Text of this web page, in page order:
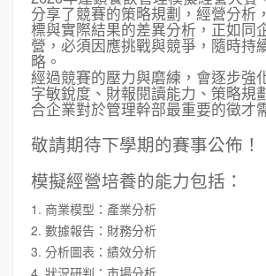
分享了競賽的策略規劃，經營分析
標與實際結果的差異分析，正如同
營，必須因應挑戰與競爭，隨時持
略。
經過競賽的壓力與磨練，會逐步強
字敏銳度、財報閱讀能力、策略規
合企業對於管理幹部最重要的徵才
敬請期待下學期的賽事公佈！
模擬經營培養的能力包括：
1. 商業模型：產業分析
2. 數據報告：財務分析
3. 分析圖表：績效分析
4. 狀況研判：市場分析